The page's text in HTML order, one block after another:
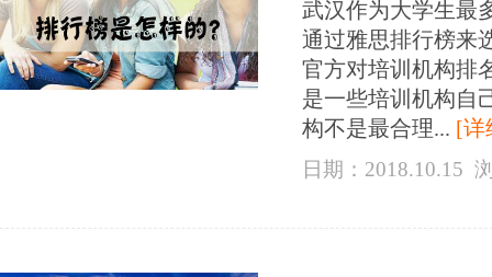
武汉作为大学生最
通过雅思排行榜来
官方对培训机构排
是一些培训机构自
构不是最合理... [详
日期：2018.10.15